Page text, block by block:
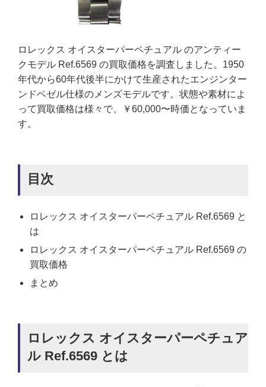
ロレックス オイスターパーペチュアル のアンティー
クモデル Ref.6569 の買取価格を調査しました。1950
年代から60年代後半にかけて生産されたエンジンター
ンドベゼル仕様のメンズモデルです。状態や素材によ
って買取価格は様々で、￥60,000〜時価となっていま
す。
目次
ロレックス オイスターパーペチュアル Ref.6569 と
は
ロレックス オイスターパーペチュアル Ref.6569 の
買取価格
まとめ
ロレックス オイスターパーペチュア
ル Ref.6569 とは